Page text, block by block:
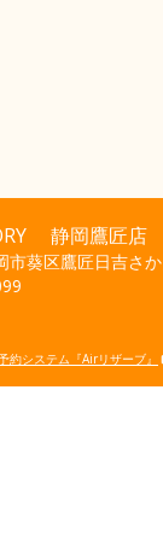
静岡鷹匠店
市葵区鷹匠日吉さ
約システム『Airリザーブ』